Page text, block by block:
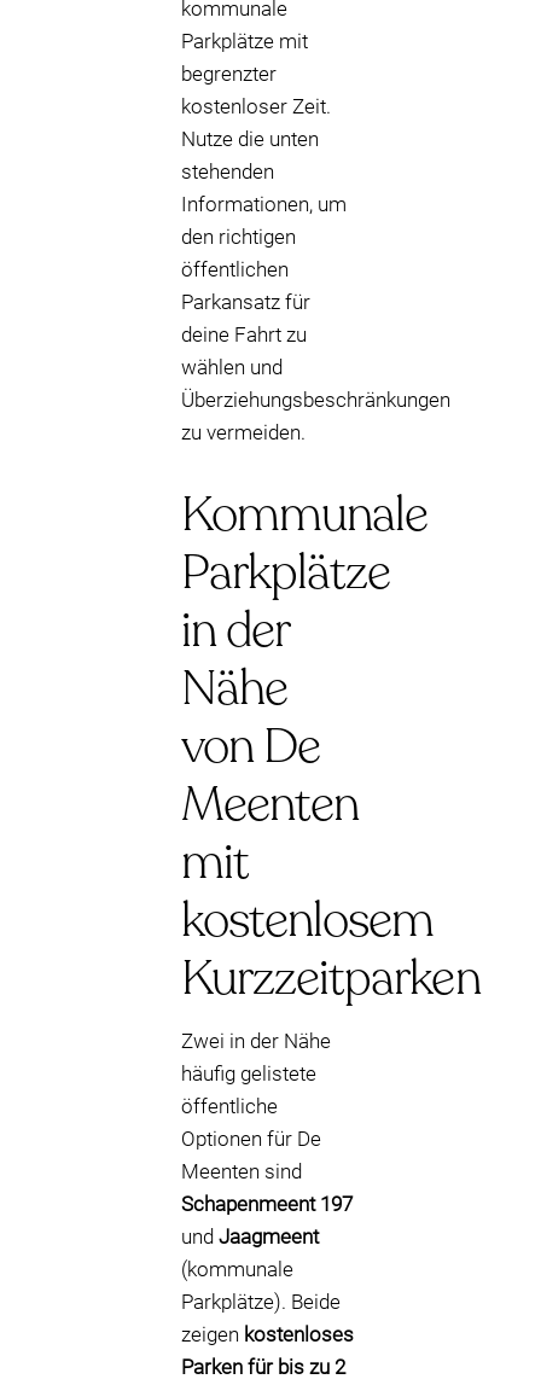
kommunale
Parkplätze mit
begrenzter
kostenloser Zeit.
Nutze die unten
stehenden
Informationen, um
den richtigen
öffentlichen
Parkansatz für
deine Fahrt zu
wählen und
Überziehungsbeschränkungen
zu vermeiden.
Kommunale
Parkplätze
in der
Nähe
von De
Meenten
mit
kostenlosem
Kurzzeitparken
Zwei in der Nähe
häufig gelistete
öffentliche
Optionen für De
Meenten sind
Schapenmeent 197
und Jaagmeent
(kommunale
Parkplätze). Beide
zeigen kostenloses
Parken für bis zu 2